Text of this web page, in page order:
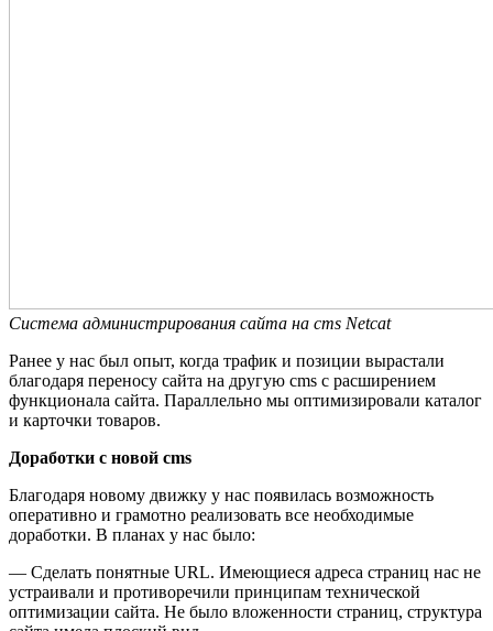
Система администрирования сайта на cms Netcat
Ранее у нас был опыт, когда трафик и позиции вырастали
благодаря переносу сайта на другую cms c расширением
функционала сайта. Параллельно мы оптимизировали каталог
и карточки товаров.
Доработки с новой cms
Благодаря новому движку у нас появилась возможность
оперативно и грамотно реализовать все необходимые
доработки. В планах у нас было:
— Сделать понятные URL. Имеющиеся адреса страниц нас не
устраивали и противоречили принципам технической
оптимизации сайта. Не было вложенности страниц, структура